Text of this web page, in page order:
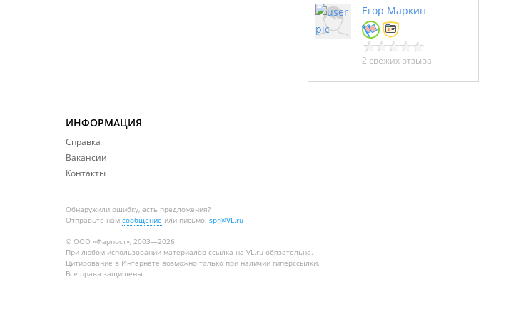
Егор Маркин
2 свежих отзыва
ИНФОРМАЦИЯ
Справка
Вакансии
Контакты
Обнаружили ошибку, есть предложения?
Отправьте нам сообщение или письмо: spr@VL.ru
© ООО «Фарпост», 2003—2026
При любом использовании материалов ссылка на VL.ru обязательна.
Цитирование в Интернете возможно только при наличии гиперссылки.
Все права защищены.